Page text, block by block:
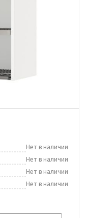
Нет в наличии
Нет в наличии
Нет в наличии
Нет в наличии